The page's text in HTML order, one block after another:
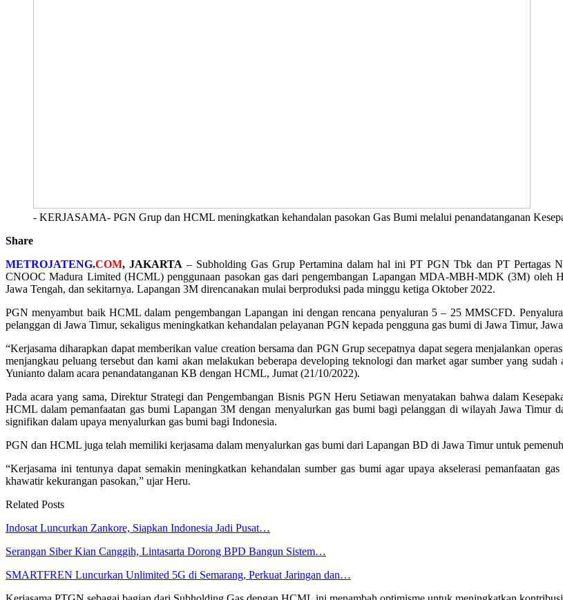
- KERJASAMA- PGN Grup dan HCML meningkatkan kehandalan pasokan Gas Bumi melalui penandatanganan
Share
METROJATENG.COM, JAKARTA – Subholding Gas Grup Pertamina dalam hal ini PT PGN Tbk dan PT Pertagas
CNOOC Madura Limited (HCML) penggunaan pasokan gas dari pengembangan Lapangan MDA-MBH-MDK (3M) oleh
Jawa Tengah, dan sekitarnya. Lapangan 3M direncanakan mulai berproduksi pada minggu ketiga Oktober 2022.
PGN menyambut baik HCML dalam pengembangan Lapangan ini dengan rencana penyaluran 5 – 25 MMSCFD.
pelanggan di Jawa Timur, sekaligus meningkatkan kehandalan pelayanan PGN kepada pengguna gas bumi di Jawa Timur,
“Kerjasama diharapkan dapat memberikan value creation bersama dan PGN Grup secepatnya dapat segera menjalankan
menjangkau peluang tersebut dan kami akan melakukan beberapa developing teknologi dan market agar sumber yang
Yunianto dalam acara penandatanganan KB dengan HCML, Jumat (21/10/2022).
Pada acara yang sama, Direktur Strategi dan Pengembangan Bisnis PGN Heru Setiawan menyatakan bahwa dalam
HCML dalam pemanfaatan gas bumi Lapangan 3M dengan menyalurkan gas bumi bagi pelanggan di wilayah Jawa Timur
signifikan dalam upaya menyalurkan gas bumi bagi Indonesia.
PGN dan HCML juga telah memiliki kerjasama dalam menyalurkan gas bumi dari Lapangan BD di Jawa Timur untuk
“Kerjasama ini tentunya dapat semakin meningkatkan kehandalan sumber gas bumi agar upaya akselerasi pemanfaatan
khawatir kekurangan pasokan,” ujar Heru.
Related Posts
Indosat Luncurkan Zankore, Siapkan Indonesia Jadi Pusat…
Serangan Siber Kian Canggih, Lintasarta Dorong BPD Bangun Sistem…
SMARTFREN Luncurkan Unlimited 5G di Semarang, Perkuat Jaringan dan…